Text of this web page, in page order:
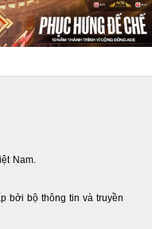
Nam.
bởi bộ thông tin và truyền